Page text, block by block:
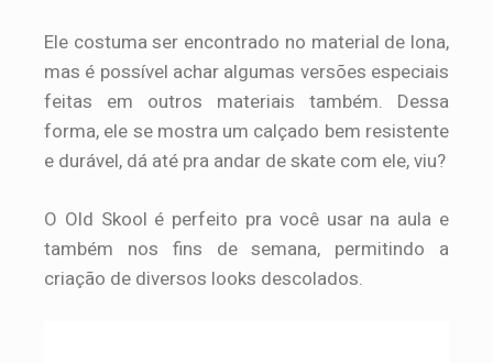
Ele costuma ser encontrado no material de lona,
mas é possível achar algumas versões especiais
feitas em outros materiais também. Dessa
forma, ele se mostra um calçado bem resistente
e durável, dá até pra andar de skate com ele, viu?
O Old Skool é perfeito pra você usar na aula e
também nos fins de semana, permitindo a
criação de diversos looks descolados.